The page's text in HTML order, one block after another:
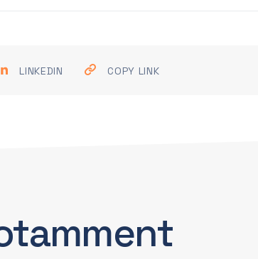
LINKEDIN COPY LINK